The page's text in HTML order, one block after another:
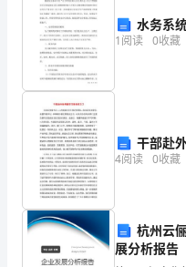
水务系
1阅读 0收藏
干部赴
4阅读 0收藏
杭州云
展分析报告